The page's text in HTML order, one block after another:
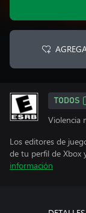
TODOS
Violencia
Los editores de
de tu perfil de Xbox
información